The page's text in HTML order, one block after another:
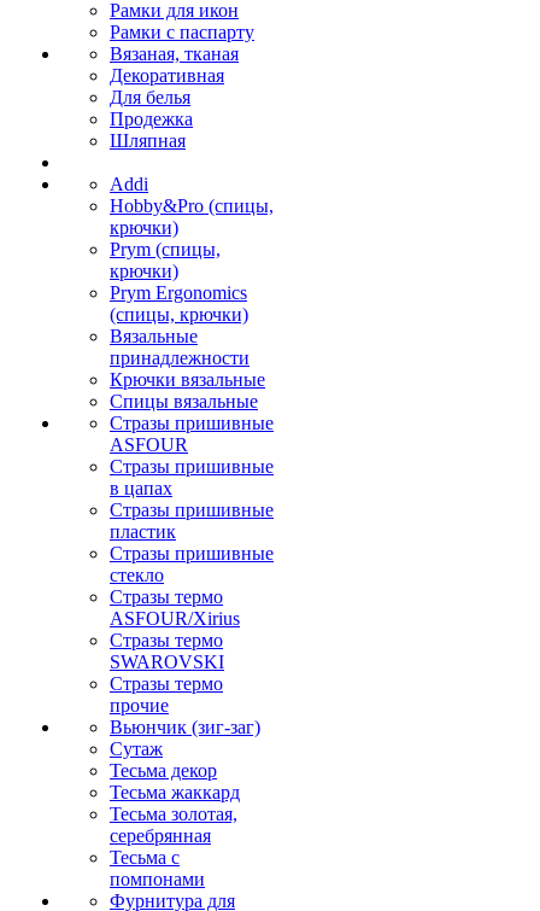
Рамки для икон
Рамки с паспарту
Вязаная, тканая
Декоративная
Для белья
Продежка
Шляпная
Addi
Hobby&Pro (спицы,
крючки)
Prym (спицы,
крючки)
Prym Ergonomics
(спицы, крючки)
Вязальные
принадлежности
Крючки вязальные
Спицы вязальные
Стразы пришивные
ASFOUR
Стразы пришивные
в цапах
Стразы пришивные
пластик
Стразы пришивные
стекло
Стразы термо
ASFOUR/Xirius
Стразы термо
SWAROVSKI
Стразы термо
прочие
Вьюнчик (зиг-заг)
Сутаж
Тесьма декор
Тесьма жаккард
Тесьма золотая,
серебрянная
Тесьма с
помпонами
Фурнитура для